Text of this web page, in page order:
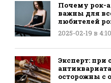
Почему рок-
важны для
любителей
2025-02-19 в
Эксперт: при
осторожны с